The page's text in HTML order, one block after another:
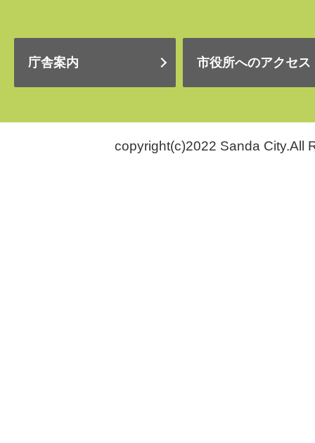
庁舎案内 市役所へのアクセス
copyright(c)2022 Sanda City.All